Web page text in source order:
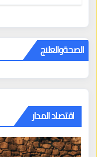
الصحةوالعلاج
اقتصاد المدار